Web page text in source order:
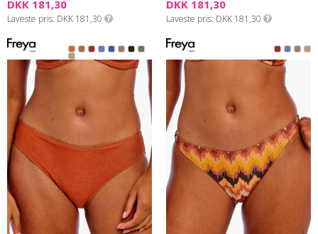
DKK 181,30
Laveste pris DKK 181,30
DKK 181,30
Laveste pris DKK 181,30